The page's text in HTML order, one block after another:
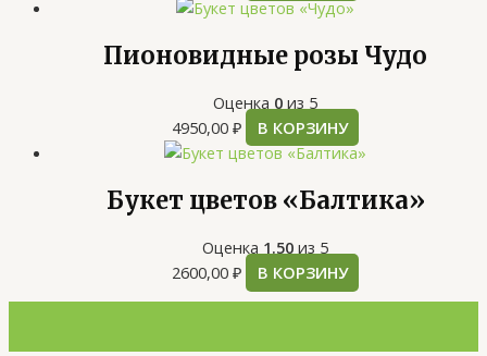
Пионовидные розы Чудо
Оценка 0 из 5
4950,00 ₽ В КОРЗИНУ
Букет цветов «Балтика»
Оценка 1.50 из 5
2600,00 ₽ В КОРЗИНУ